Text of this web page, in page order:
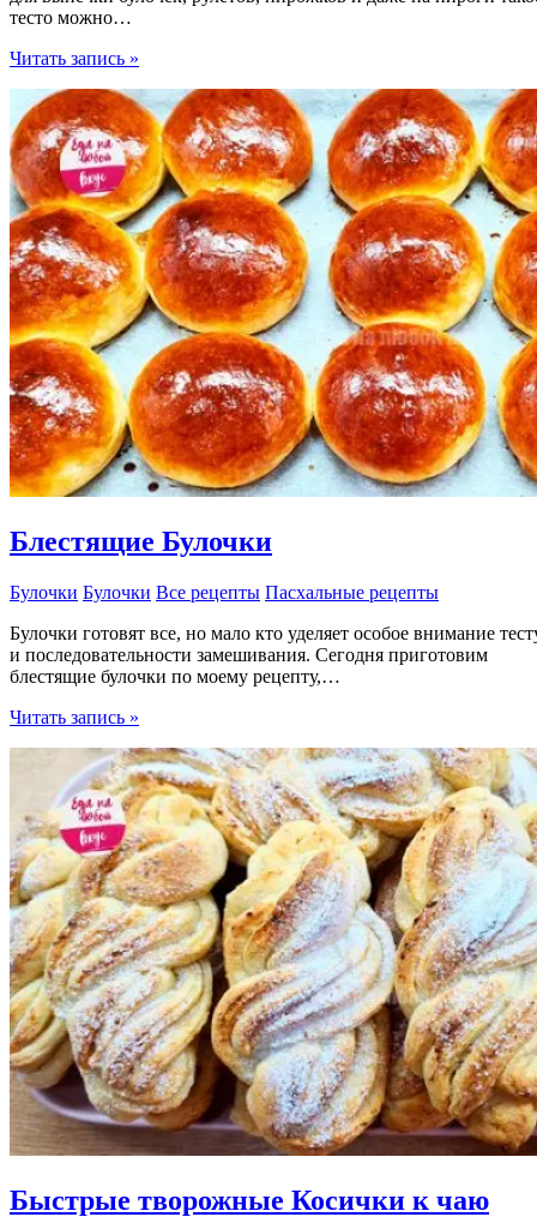
тесто можно…
3
булочек.
Идеальное
сдобное
тесто
Читать запись »
Блестящие Булочки
Булочки Булочки Все рецепты Пасхальные рецепты
Булочки готовят все, но мало кто уделяет особое внимание
и последовательности замешивания. Сегодня приготовим
блестящие булочки по моему рецепту,…
Блестящие
Читать запись »
Быстрые творожные Косички к чаю